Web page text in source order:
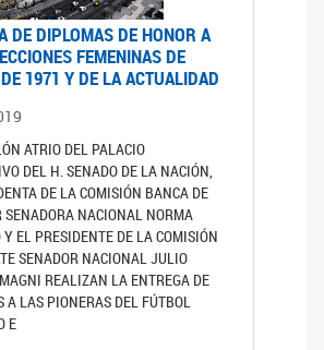
DE DIPLOMAS DE HONOR A
FEMENINAS DE
1971 Y DE LA ACTUALIDAD
ATRIO DEL PALACIO
DEL H. SENADO DE LA NACIÓN,
DE LA COMISIÓN BANCA DE
SENADORA NACIONAL NORMA
Y EL PRESIDENTE DE LA COMISIÓN
SENADOR NACIONAL JULIO
REALIZAN LA ENTREGA DE
A LAS PIONERAS DEL FÚTBOL
E